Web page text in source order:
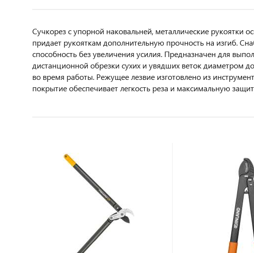
Сучкорез с упорной наковальней, металлические
придает рукояткам дополнительную прочность на
способность без увеличения усилия. Предназначен для
дистанционной обрезки сухих и увядших веток диаметром
во время работы. Режущее лезвие изготовлено из
покрытие обеспечивает легкость реза и максимальную